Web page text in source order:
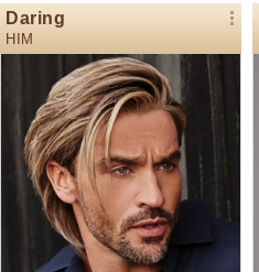
Daring
HIM